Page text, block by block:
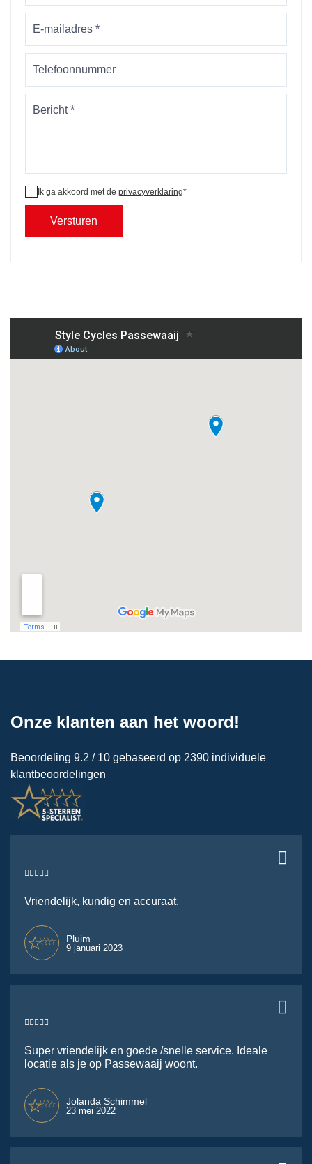
Ik ga akkoord met de privacyverklaring*
Versturen
Onze klanten aan het woord!
Beoordeling 9.2 / 10 gebaseerd op 2390 individuele
klantbeoordelingen
Vriendelijk, kundig en accuraat.
Pluim
9 januari 2023
Super vriendelijk en goede /snelle service. Ideale
locatie als je op Passewaaij woont.
Jolanda Schimmel
23 mei 2022